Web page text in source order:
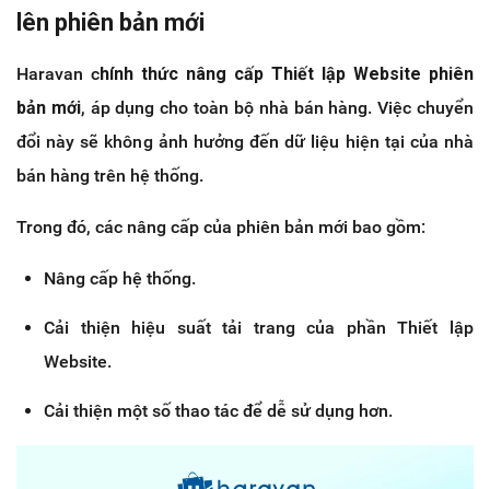
lên phiên bản mới
Haravan chính thức nâng cấp Thiết lập Website phiên
bản mới, áp dụng cho toàn bộ nhà bán hàng. Việc chuyển
đổi này sẽ không ảnh hưởng đến dữ liệu hiện tại của nhà
bán hàng trên hệ thống.
Trong đó, các nâng cấp của phiên bản mới bao gồm:
Nâng cấp hệ thống.
Cải thiện hiệu suất tải trang của phần Thiết lập
Website.
Cải thiện một số thao tác để dễ sử dụng hơn.